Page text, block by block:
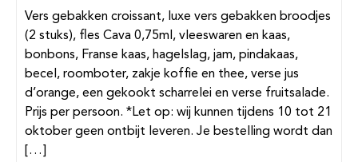
Vers gebakken croissant, luxe vers gebakken broodjes
(2 stuks), fles Cava 0,75ml, vleeswaren en kaas,
bonbons, Franse kaas, hagelslag, jam, pindakaas,
becel, roomboter, zakje koffie en thee, verse jus
d’orange, een gekookt scharrelei en verse fruitsalade.
Prijs per persoon. *Let op: wij kunnen tijdens 10 tot 21
oktober geen ontbijt leveren. Je bestelling wordt dan
[…]